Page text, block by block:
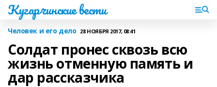
Кугарчинские вести
Человек и его дело 28 НОЯБРЯ 2017, 08:41
Солдат пронес сквозь всю
жизнь отменную память и
дар рассказчика